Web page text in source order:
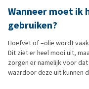
Wanneer moet
gebruiken?
Hoefvet of –olie wordt
Dit ziet er heel mooi uit,
zorgen er namelijk voor
waardoor deze uit kunnen